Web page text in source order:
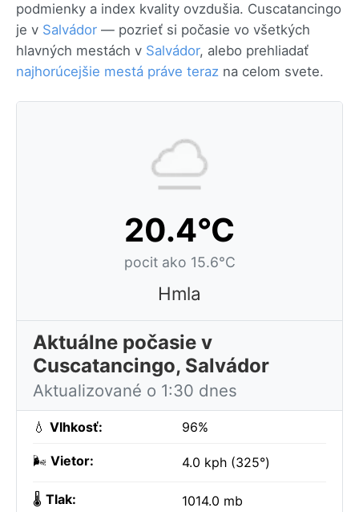
podmienky a index kvality ovzdušia. Cuscatancingo
je v Salvádor — pozrieť si počasie vo všetkých
hlavných mestách v Salvádor, alebo prehliadať
najhorúcejšie mestá práve teraz na celom svete.
20.4°C
pocit ako 15.6°C
Hmla
Aktuálne počasie v
Cuscatancingo, Salvádor
Aktualizované o 1:30 dnes
💧 Vlhkosť: 96%
🌬️ Vietor: 4.0 kph (325°)
🌡️ Tlak: 1014.0 mb